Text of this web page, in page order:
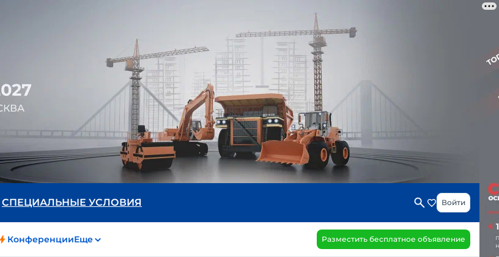
СПЕЦИАЛЬНЫЕ УСЛОВИЯ Войти
КонференцииЕще Разместить бесплатное объявление